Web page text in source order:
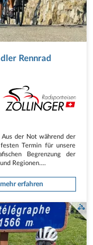
Rennrad
der Not während der
Termin für unsere
Begrenzung der
Regionen.
mehr erfahren